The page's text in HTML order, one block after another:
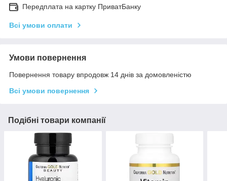
Передплата на картку ПриватБанку
Всі умови оплати
Умови повернення
Повернення товару впродовж 14 днів за домовленістю
Всі умови повернення
Подібні товари компанії